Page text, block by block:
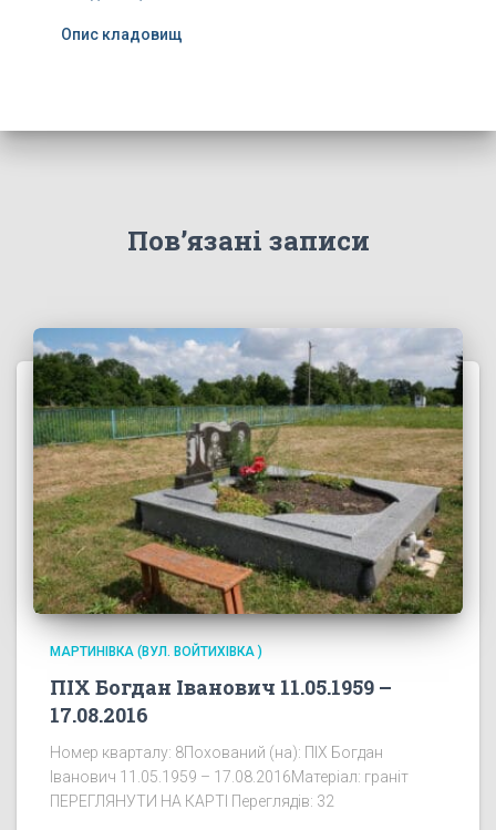
Опис кладовищ
Пов’язані записи
МАРТИНІВКА (ВУЛ. ВОЙТИХІВКА )
ПІХ Богдан Іванович 11.05.1959 –
17.08.2016
Номер кварталу: 8Похований (на): ПІХ Богдан
Іванович 11.05.1959 – 17.08.2016Матеріал: граніт
ПЕРЕГЛЯНУТИ НА КАРТІ Переглядів: 32